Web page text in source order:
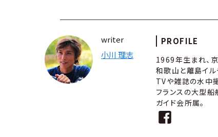
writer
小川 理志
PROFILE
1969年生まれ、
和歌山と離島イル
TVや雑誌の水中
フランスの大型船
ガイド会所属。